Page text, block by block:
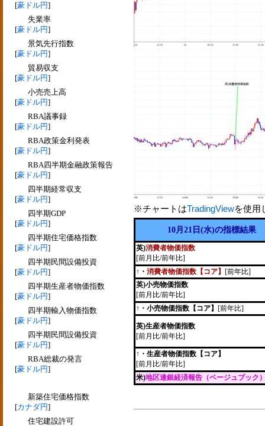
[豪ドル円]
失業率
[豪ドル円]
景気先行指数
[豪ドル円]
貿易収支
[豪ドル円]
小売売上高
[豪ドル円]
RBA議事録
[豪ドル円]
RBA政策金利発表
[豪ドル円]
RBA四半期金融政策報告
[豪ドル円]
四半期経常収支
[豪ドル円]
四半期GDP
[豪ドル円]
四半期住宅価格指数
[豪ドル円]
四半期民間設備投資
[豪ドル円]
四半期生産者物価指数
[豪ドル円]
四半期輸入物価指数
[豪ドル円]
四半期民間設備投資
[豪ドル円]
RBA総裁の発言
[豪ドル円]
新築住宅価格指数
[カナダ円]
住宅建設許可
※チャートはTradingViewを使用
10月21日(水)の指標結果
英)消費者物価指数
[前月比/前年比]
↑・ 消費者物価指数【コア】 [前年比]
英)小売物価指数
[前月比/前年比]
↑・小売物価指数【コア】 [前年比]
英)生産者物価指数
[前月比/前年比]
↑・生産者物価指数【コア】
[前月比/前年比]
米)地区連銀経済報告（ベージュブック